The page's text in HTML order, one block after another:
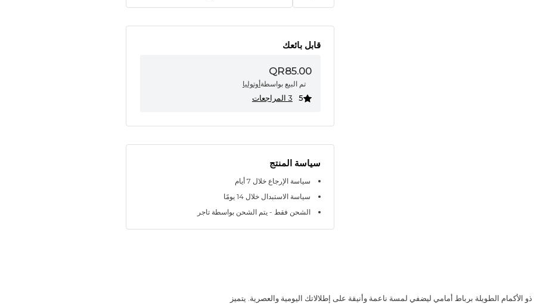
قابل بائعك
QR85.00
تم البيع بواسطةأوتوليا
5
3 المراجعات
سياسة المنتج
سياسة الإرجاع خلال 7 أيام
سياسة الاستبدال خلال 14 يومًا
الشحن فقط - يتم الشحن بواسطة تاجر
الطويلة برباط أمامي ليضفي لمسة ناعمة وأنيقة على إطلالاتك اليومية والعصرية. يتميز